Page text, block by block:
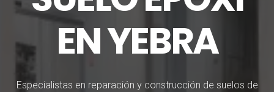
EN YEBRA
Especialistas en reparación y construcción de suelos de